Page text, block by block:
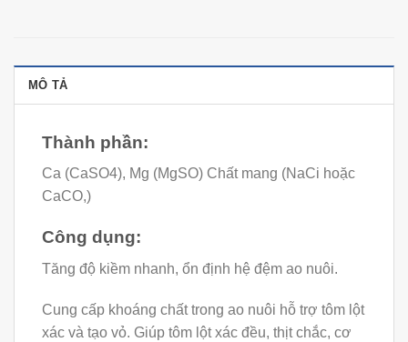
MÔ TẢ
Thành phần:
Ca (CaSO4), Mg (MgSO) Chất mang (NaCi hoặc
CaCO,)
Công dụng:
Tăng độ kiềm nhanh, ổn định hệ đệm ao nuôi.
Cung cấp khoáng chất trong ao nuôi hỗ trợ tôm lột
xác và tạo vỏ. Giúp tôm lột xác đều, thịt chắc, cơ